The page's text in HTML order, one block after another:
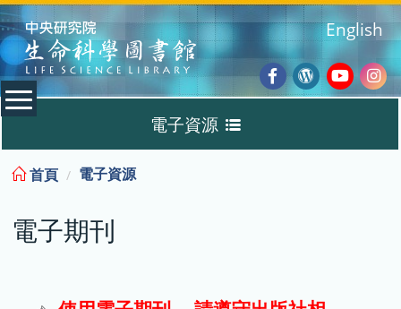
:::
Facebook
Wordpress
English
電子資源
首頁 電子資源
電子期刊